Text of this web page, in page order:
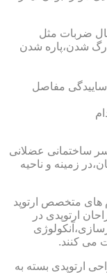
ضربات مثل
شدن،پاره شدن
مفاصل
ساختمانی عضلانی
زمینه و ناحیه
های متخصص ارتوپد
ارتوپدی در
می کنند.
ارتوپدی بسته به